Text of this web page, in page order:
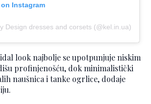
Instagram
Design dresses and corsets (@kel.in.ua)
look najbolje se upotpunjuje niskim
profinjenošću, dok minimalistički
naušnica i tanke ogrlice, dodaje